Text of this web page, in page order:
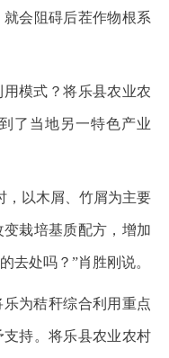
会阻碍后茬作物根系
模式？将乐县农业农
了当地另一特色产业
，以木屑、竹屑为主要
栽培基质配方，增加
去处吗？”肖胜刚说。
为秸秆综合利用重点
持。将乐县农业农村